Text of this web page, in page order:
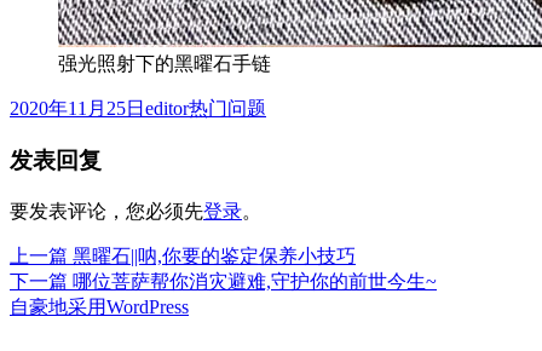
强光照射下的黑曜石手链
发
于
2020年11月25日 作
editor分
热门问题
发表回复
要发表评论，您必须先登录。
文
章
上一篇 上
篇
文
黑曜石||呐,你要的鉴定保养小技巧
下一篇 下
篇
哪位菩萨帮你消灾避难,守护你的前世今生~
自豪地采用WordPress